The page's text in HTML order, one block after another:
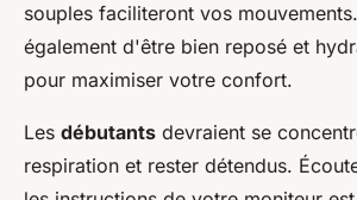
souples faciliteront vos
également d'être bien reposé et
pour maximiser votre confort.
Les débutants devraient se
respiration et rester détendus.